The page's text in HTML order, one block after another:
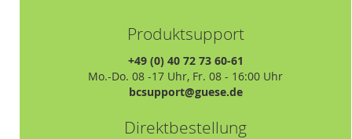
Produktsupport
+49 (0) 40 72 73 60-61
Mo.-Do. 08 -17 Uhr, Fr. 08 - 16:00 Uhr
bcsupport@guese.de
Direktbestellung